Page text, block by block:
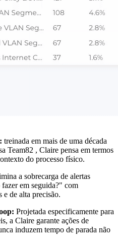
treinada em mais de uma década
Team82 , Claire pensa em termos
do processo físico.
a sobrecarga de alertas
em seguida?" com
e de alta precisão.
Projetada especificamente para
a Claire garante ações de
induzem tempo de parada não